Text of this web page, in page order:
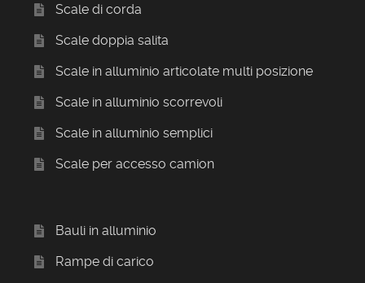
Scale di corda
Scale doppia salita
Scale in alluminio articolate multi posizione
Scale in alluminio scorrevoli
Scale in alluminio semplici
Scale per accesso camion
Bauli in alluminio
Rampe di carico